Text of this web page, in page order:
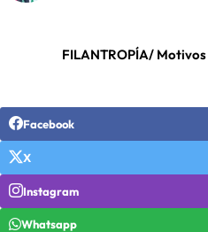
FILANTROPÍA/
Facebook
X
Instagram
Whatsapp